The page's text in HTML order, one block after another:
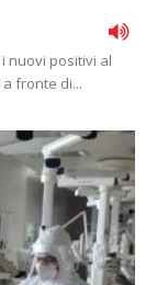
nuovi positivi al
fronte di...